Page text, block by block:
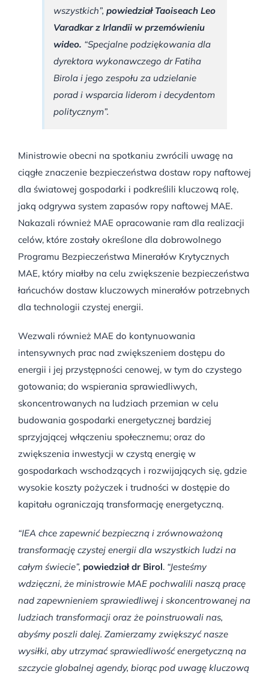
wszystkich”, powiedział Taoiseach Leo
Varadkar z Irlandii w przemówieniu
wideo. “Specjalne podziękowania dla
dyrektora wykonawczego dr Fatiha
Birola i jego zespołu za udzielanie
porad i wsparcia liderom i decydentom
politycznym”.
Ministrowie obecni na spotkaniu zwrócili uwagę na
ciągłe znaczenie bezpieczeństwa dostaw ropy naftowej
dla światowej gospodarki i podkreślili kluczową rolę,
jaką odgrywa system zapasów ropy naftowej MAE.
Nakazali również MAE opracowanie ram dla realizacji
celów, które zostały określone dla dobrowolnego
Programu Bezpieczeństwa Minerałów Krytycznych
MAE, który miałby na celu zwiększenie bezpieczeństwa
łańcuchów dostaw kluczowych minerałów potrzebnych
dla technologii czystej energii.
Wezwali również MAE do kontynuowania
intensywnych prac nad zwiększeniem dostępu do
energii i jej przystępności cenowej, w tym do czystego
gotowania; do wspierania sprawiedliwych,
skoncentrowanych na ludziach przemian w celu
budowania gospodarki energetycznej bardziej
sprzyjającej włączeniu społecznemu; oraz do
zwiększenia inwestycji w czystą energię w
gospodarkach wschodzących i rozwijających się, gdzie
wysokie koszty pożyczek i trudności w dostępie do
kapitału ograniczają transformację energetyczną.
“IEA chce zapewnić bezpieczną i zrównoważoną
transformację czystej energii dla wszystkich ludzi na
całym świecie”, powiedział dr Birol. “Jesteśmy
wdzięczni, że ministrowie MAE pochwalili naszą pracę
nad zapewnieniem sprawiedliwej i skoncentrowanej na
ludziach transformacji oraz że poinstruowali nas,
abyśmy poszli dalej. Zamierzamy zwiększyć nasze
wysiłki, aby utrzymać sprawiedliwość energetyczną na
szczycie globalnej agendy, biorąc pod uwagę kluczową